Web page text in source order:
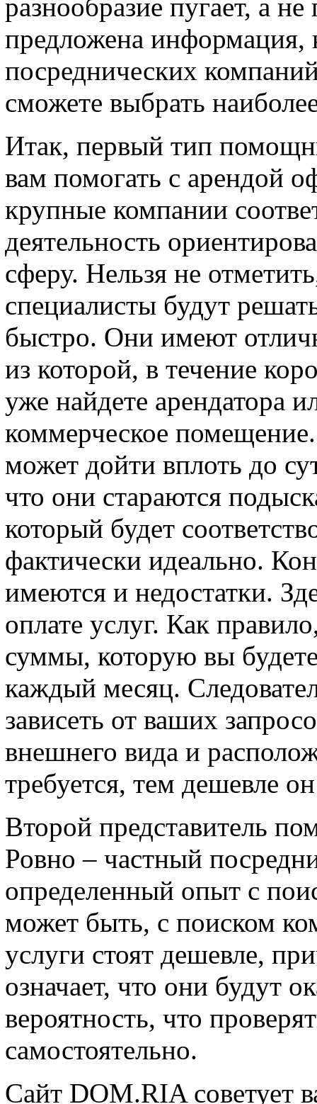
разнообразие пугает, а
предложена информация,
посреднических
сможете выбрать
Итак, первый тип
вам помогать с арендой
крупные компании
деятельность
сферу. Нельзя не
специалисты будут
быстро. Они имеют
из которой, в течение
уже найдете арендатора
коммерческое помещение.
может дойти вплоть до
что они стараются
который будет
фактически идеально.
имеются и недостатки.
оплате услуг. Как
суммы, которую вы
каждый месяц.
зависеть от ваших
внешнего вида и
требуется, тем дешевле
Второй представитель
Ровно – частный
определенный опыт с
может быть, с поиском
услуги стоят дешевле,
означает, что они будут
вероятность, что
самостоятельно.
Сайт DOM.RIA советует